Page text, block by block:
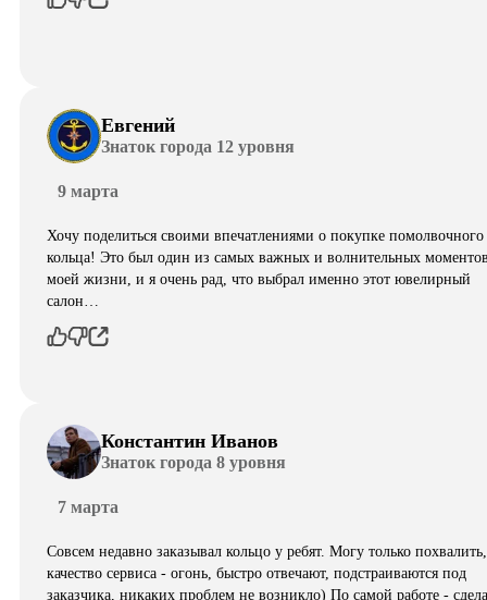
Евгений
Знаток города 12 уровня
9 марта
Хочу поделиться своими впечатлениями о покупке помолвочного
кольца! Это был один из самых важных и волнительных
моей жизни, и я очень рад, что выбрал именно этот ювелирный
салон…
Константин Иванов
Знаток города 8 уровня
7 марта
Совсем недавно заказывал кольцо у ребят. Могу только похвалить,
качество сервиса - огонь, быстро отвечают, подстраиваются под
заказчика, никаких проблем не возникло) По самой работе -